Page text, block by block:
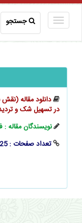
جستجو
دانلود مقاله
در تسهیل شک و
نویسندگان مقاله
تعداد صفحات : 25 صفحه